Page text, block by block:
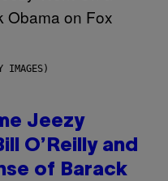
IMAGES)
Jeezy
O’Reilly and
of Barack